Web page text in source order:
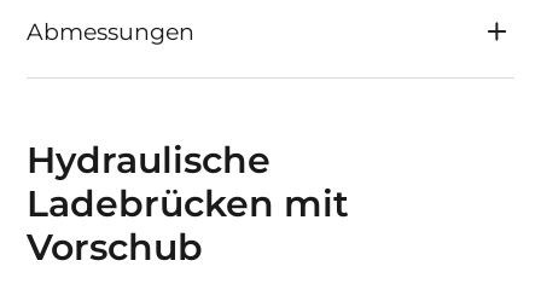
Abmessungen
Hydraulische
Ladebrücken mit
Vorschub